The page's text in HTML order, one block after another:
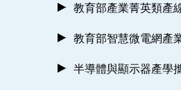
教育部產業菁英類產
教育部智慧微電網產
半導體與顯示器產學